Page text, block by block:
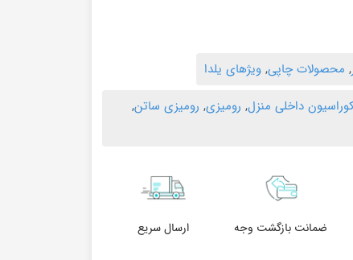
, محصولات چاپی, ویژهای یلدا
داخلی منزل, رومیزی, رومیزی ساتن,
ضمانت بازگشت وجه ارسال سریع